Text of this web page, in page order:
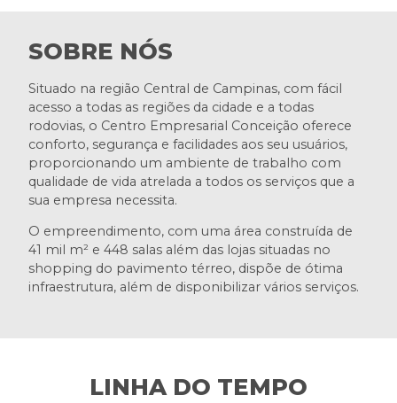
SOBRE NÓS
Situado na região Central de Campinas, com fácil
acesso a todas as regiões da cidade e a todas
rodovias, o Centro Empresarial Conceição oferece
conforto, segurança e facilidades aos seu usuários,
proporcionando um ambiente de trabalho com
qualidade de vida atrelada a todos os serviços que a
sua empresa necessita.
O empreendimento, com uma área construída de
41 mil m² e 448 salas além das lojas situadas no
shopping do pavimento térreo, dispõe de ótima
infraestrutura, além de disponibilizar vários serviços.
LINHA DO TEMPO